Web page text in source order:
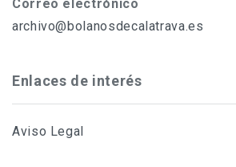
Correo electrónico
archivo@bolanosdecalatrava.es
Enlaces de interés
Aviso Legal